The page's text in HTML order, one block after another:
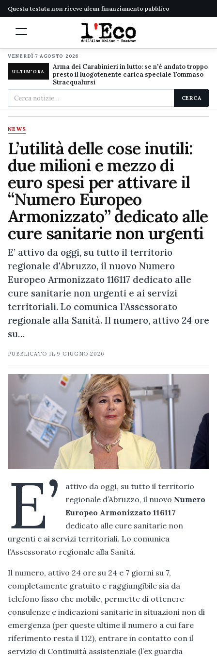
Questa testata non riceve alcun finanziamento pubblico
VENERDÌ 7 AGOSTO 2026
ULTIM'ORA
Arma dei Carabinieri in lutto: se n'è andato troppo
presto il luogotenente carica speciale Tommaso
Stracqualursi
Cerca
nel
sito
CERCA
NEWS
L’utilità delle cose inutili:
due milioni e mezzo di
euro spesi per attivare il
“Numero Europeo
Armonizzato” dedicato alle
cure sanitarie non urgenti
E’ attivo da oggi, su tutto il territorio
regionale d'Abruzzo, il nuovo Numero
Europeo Armonizzato 116117 dedicato alle
cure sanitarie non urgenti e ai servizi
territoriali. Lo comunica l’Assessorato
regionale alla Sanità. Il numero, attivo 24 ore
su…
PUBBLICATO IL 9 GIUGNO 2026
E’
attivo da oggi, su tutto il territorio
regionale d’Abruzzo, il nuovo Numero
Europeo Armonizzato 116117
dedicato alle cure sanitarie non
urgenti e ai servizi territoriali. Lo comunica
l’Assessorato regionale alla Sanità.
Il numero, attivo 24 ore su 24 e 7 giorni su 7,
completamente gratuito e raggiungibile sia da
telefono fisso che mobile, permette di ottenere
consulenze e indicazioni sanitarie in situazioni non di
emergenza (per queste ultime il numero a cui fare
riferimento resta il 112), entrare in contatto con il
servizio di Continuità assistenziale (l’ex guardia